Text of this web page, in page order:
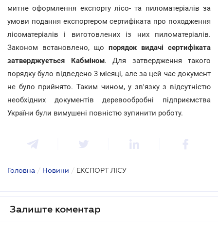
митне оформлення експорту лісо- та пиломатеріалів за
умови подання експортером сертифіката про походження
лісоматеріалів і виготовлених із них пиломатеріалів.
Законом встановлено, що порядок видачі сертифіката
затверджується Кабміном. Для затвердження такого
порядку було відведено 3 місяці, але за цей час документ
не було прийнято. Таким чином, у зв'язку з відсутністю
необхідних документів деревообробні підприємства
України були вимушені повністю зупинити роботу.
Головна / Новини / ЕКСПОРТ ЛІСУ
Залиште коментар